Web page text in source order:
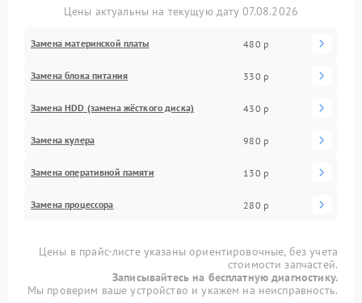
Цены актуальны на текущую дату 07.08.2026
Замена материнской платы 480 р
Замена блока питания 330 р
Замена HDD (замена жёсткого диска) 430 р
Замена кулера 980 р
Замена оперативной памяти 130 р
Замена процессора 280 р
Цены в прайс-листе указаны ориентировочные, без учета
стоимости запчастей.
Записывайтесь на бесплатную диагностику.
Мы проверим ваше устройство и укажем на неисправность.